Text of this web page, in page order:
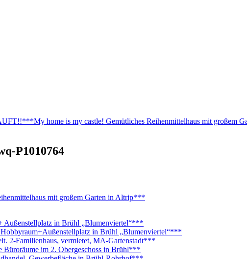
home is my castle! Gemütliches Reihenmittelhaus mit großem
P1010764
mit großem Garten in Altrip***
in Brühl „Blumenviertel“***
in Brühl „Blumenviertel“***
2-Familienhaus, vermietet, MA-Gartenstadt***
Büroräume im 2. Obergeschoss in Brühl***